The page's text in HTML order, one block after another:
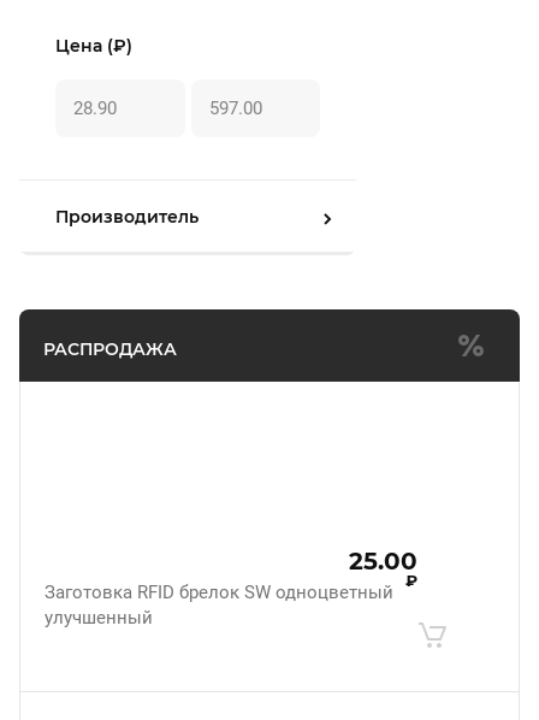
Цена (₽)
Производитель
РАСПРОДАЖА
Заготовка RFID брелок SW одноцветный
улучшенный
25.00
₽